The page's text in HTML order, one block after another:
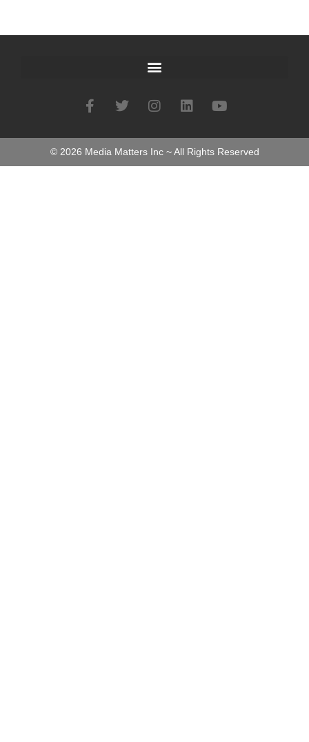
© 2026 Media Matters Inc ~ All Rights Reserved